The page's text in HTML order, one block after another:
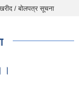
/ बोलपत्र सूचना